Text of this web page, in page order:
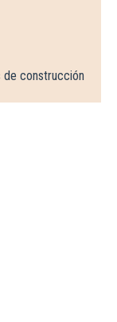
de construcción